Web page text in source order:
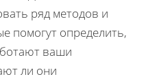
ряд методов и
помогут определить,
ваши
ли они